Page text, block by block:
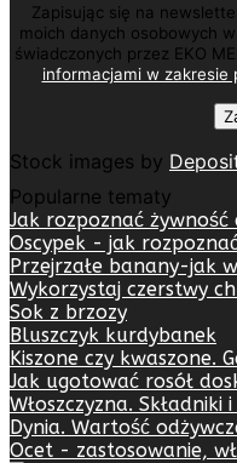
Zapisując się na
moich danych osobowych
świadczonych przez EKO
informacjami w zakresie
Stock images by
Popularne tematy
Jak rozpoznać żywność
Oscypek - jak
Przejrzałe banany-jak
Wykorzystaj czerstwy
Sok z brzozy
Bluszczyk kurdybanek
Kiszone czy kwaszone.
Jak ugotować rosół
Włoszczyzna. Składniki
Dynia. Wartość
Ocet - zastosowanie,